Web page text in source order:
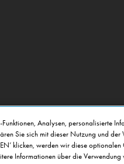
Analysen, personalisierte
Sie sich mit dieser Nutzung und
klicken, werden wir diese
Informationen über die